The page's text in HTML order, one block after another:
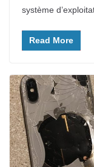
système
Read More